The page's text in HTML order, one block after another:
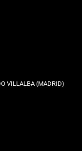
VILLALBA (MADRID)